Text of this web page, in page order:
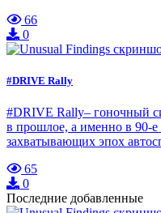
66
0
#DRIVE Rally
#DRIVE Rally– гоночный
в прошлое, а именно в 90-е
захватывающих эпох
65
0
Последние добавленные